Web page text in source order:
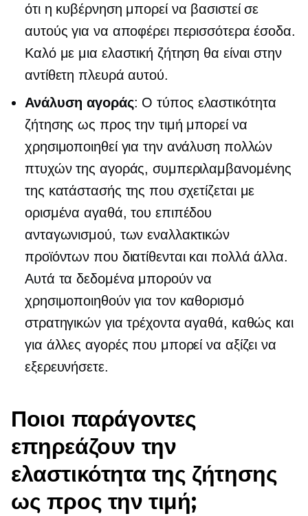
ότι η κυβέρνηση μπορεί να βασιστεί σε
αυτούς για να αποφέρει περισσότερα έσοδα.
Καλό με μια ελαστική ζήτηση θα είναι στην
αντίθετη πλευρά αυτού.
Ανάλυση αγοράς: Ο τύπος ελαστικότητα
ζήτησης ως προς την τιμή μπορεί να
χρησιμοποιηθεί για την ανάλυση πολλών
πτυχών της αγοράς, συμπεριλαμβανομένης
της κατάστασής της που σχετίζεται με
ορισμένα αγαθά, του επιπέδου
ανταγωνισμού, των εναλλακτικών
προϊόντων που διατίθενται και πολλά άλλα.
Αυτά τα δεδομένα μπορούν να
χρησιμοποιηθούν για τον καθορισμό
στρατηγικών για τρέχοντα αγαθά, καθώς και
για άλλες αγορές που μπορεί να αξίζει να
εξερευνήσετε.
Ποιοι παράγοντες
επηρεάζουν την
ελαστικότητα της ζήτησης
ως προς την τιμή;